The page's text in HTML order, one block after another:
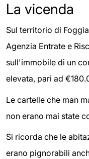
La vicenda
Sul territorio di
Agenzia Entrate e
sull'immobile di un
elevata, pari ad
Le cartelle che man
non erano mai state
Si ricorda che le
erano pignorabili